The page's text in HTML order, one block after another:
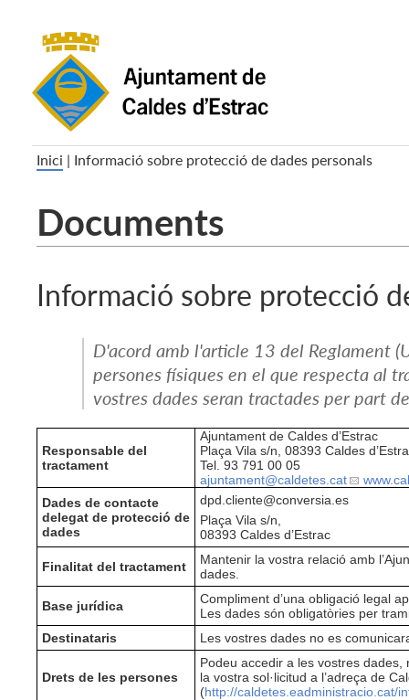
Inici | Informació sobre protecció de dades personals
Documents
Informació sobre protecció
D'acord amb l'article 13 del Reglament
persones físiques en el que respecta al
vostres dades seran tractades per part
Responsable del
tractament
Ajuntament de Caldes d’Estrac
Plaça Vila s/n, 08393 Caldes
Tel. 93 791 00 05
ajuntament@caldetes.cat
Dades de contacte
delegat de protecció de
dades
dpd.cliente@conversia.es
Plaça Vila s/n,
08393 Caldes d’Estrac
Finalitat del tractament
Mantenir la vostra relació amb
dades.
Base jurídica
Compliment d’una obligació legal
Les dades són obligatòries per
Destinataris
Les vostres dades no es
Drets de les persones
Podeu accedir a les vostres
la vostra sol·licitud a l’adreça de
(http://caldetes.eadministracio.cat/